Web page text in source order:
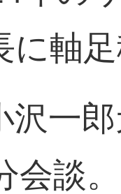
に軸
沢一
会談